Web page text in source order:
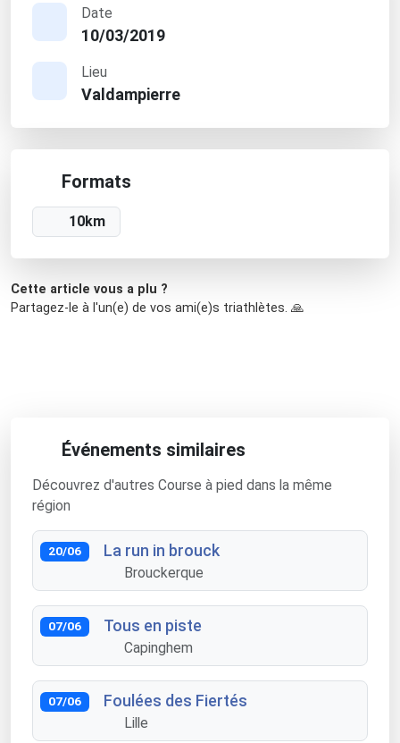
Date
10/03/2019
Lieu
Valdampierre
Formats
10km
Cette article vous a plu ?
Partagez-le à l'un(e) de vos ami(e)s triathlètes. 🙏
Événements similaires
Découvrez d'autres Course à pied dans la même
région
20/06 La run in brouck
Brouckerque
07/06 Tous en piste
Capinghem
07/06 Foulées des Fiertés
Lille